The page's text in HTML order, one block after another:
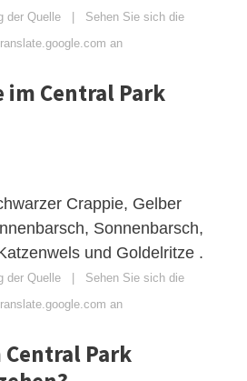
der Quelle | Sehen Sie sich die
an
im Central Park
Crappie, Gelber
Sonnenbarsch,
und Goldelritze .
der Quelle | Sehen Sie sich die
an
Park